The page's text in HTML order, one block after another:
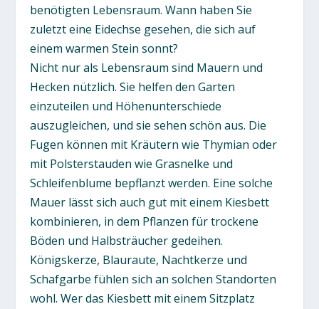
benötigten Lebensraum. Wann haben Sie
zuletzt eine Eidechse gesehen, die sich auf
einem warmen Stein sonnt?
Nicht nur als Lebensraum sind Mauern und
Hecken nützlich. Sie helfen den Garten
einzuteilen und Höhenunterschiede
auszugleichen, und sie sehen schön aus. Die
Fugen können mit Kräutern wie Thymian oder
mit Polsterstauden wie Grasnelke und
Schleifenblume bepflanzt werden. Eine solche
Mauer lässt sich auch gut mit einem Kiesbett
kombinieren, in dem Pflanzen für trockene
Böden und Halbsträucher gedeihen.
Königskerze, Blauraute, Nachtkerze und
Schafgarbe fühlen sich an solchen Standorten
wohl. Wer das Kiesbett mit einem Sitzplatz